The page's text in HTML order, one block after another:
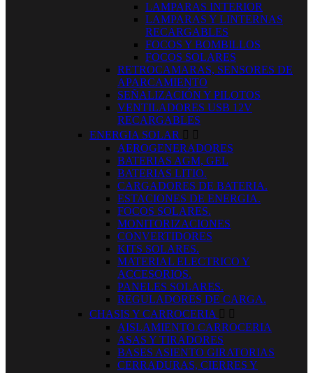
LAMPARAS INTERIOR
LAMPARAS Y LINTERNAS
RECARGABLES
FOCOS Y BOMBILLOS
FOCOS SOLARES
RETROCAMARAS, SENSORES DE
APARCAMIENTO
SEÑALIZACIÓN Y PILOTOS
VENTILADORES USB 12V
RECARGABLES
ENERGIA SOLAR  
AEROGENERADORES
BATERIAS AGM, GEL
BATERIAS LITIO.
CARGADORES DE BATERIA.
ESTACIONES DE ENERGIA.
FOCOS SOLARES.
MONITORIZACIONES
CONVERTIDORES
KITS SOLARES.
MATERIAL ELECTRICO Y
ACCESORIOS.
PANELES SOLARES.
REGULADORES DE CARGA.
CHASIS Y CARROCERIA  
AISLAMIENTO CARROCERIA
ASAS Y TIRADORES
BASES ASIENTO GIRATORIAS
CERRADURAS, CIERRES Y